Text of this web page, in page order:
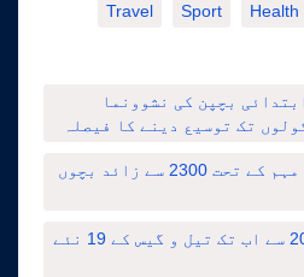
Health
Sport
Travel
بچپن کی نشوونما
اسلام آباد میں تعلیمی مہم کے تحت 2300 سے زائد بچوں
او جی ڈی سی ایل نے 2023 سے اب تک تیل و گیس کے 19 نئے